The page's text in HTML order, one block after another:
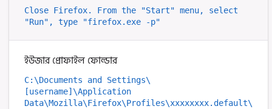
Close Firefox. From the "Start" menu, select
"Run", type "firefox.exe -p"
ইউজার প্রোফাইল ফোল্ডার
C:\Documents and Settings\
[username]\Application
Data\Mozilla\Firefox\Profiles\xxxxxxxx.default\